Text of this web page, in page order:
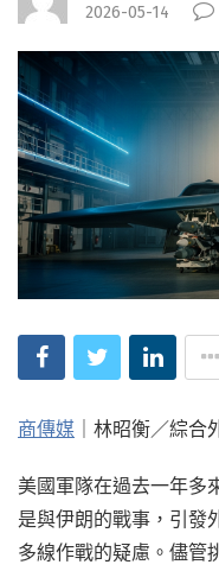
2026-05-14
商傳媒 ｜林昭衡／綜合
美國軍隊在過去一年多
是與伊朗的戰事，引發
多線作戰的疑慮。儘管